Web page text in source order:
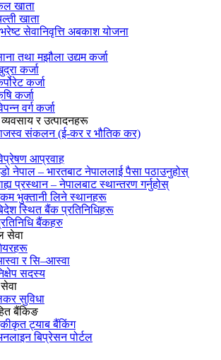
खाता
खाता
सेवानिवृत्ति अबकाश योजना
तथा मझौला उद्यम कर्जा
कर्जा
कर्जा
कर्जा
वर्ग कर्जा
र उत्पादनहरू
संकलन (ई-कर र भौतिक कर)
आप्रवाह
नेपाल – भारतबाट नेपाललाई पैसा पठाउनुहोस्
प्रस्थान – नेपालबाट स्थान्तरण गर्नुहोस्
भुक्तानी लिने स्थानहरू
स्थित बैंक प्रतिनिधिहरू
बैंकहरु
सेवा
र सि–आस्वा
सदस्य
सुविधा
बैंकिङ
ट्याब बैंकिंग
बिप्रेसन पोर्टल